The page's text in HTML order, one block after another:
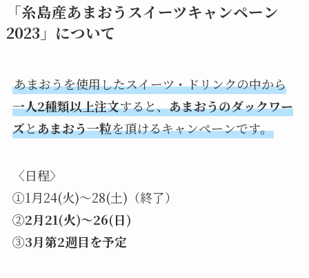
「糸島産あまおうスイーツキャンペーン
2023」について
あまおうを使用したスイーツ・ドリンクの中から
一人2種類以上注文すると、あまおうのダックワー
ズとあまおう一粒を頂けるキャンペーンです。
〈日程〉
①1月24(火)〜28(土)（終了）
②2月21(火)〜26(日)
③3月第2週目を予定